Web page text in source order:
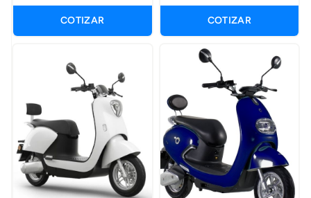
MINERÍA DEL CENTRO
S.C.R.L | SECOMINC
COTIZAR
MINERÍA DEL CENTRO
S.C.R.L | SECOMINC
COTIZAR